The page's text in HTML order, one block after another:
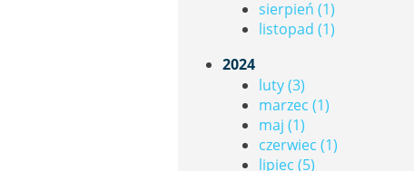
sierpień (1)
listopad (1)
2024
luty (3)
marzec (1)
maj (1)
czerwiec (1)
lipiec (5)